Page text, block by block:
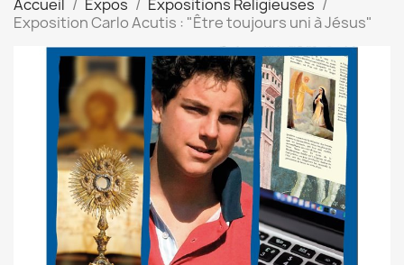
Accueil Expos
Expositions Religieuses
Exposition Carlo Acutis : "Être toujours uni à Jésus"